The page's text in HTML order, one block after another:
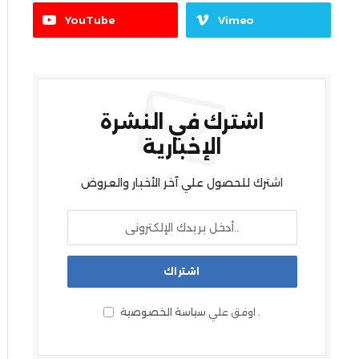
YouTube Vimeo
اشترك في النشرة
الإخبارية
اشترك للحصول علي آخر الأخبار والعروض
اوفق علي سياسة الخصوصية .